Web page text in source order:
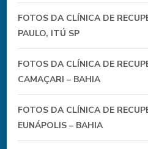
FOTOS DA CLÍNICA DE
PAULO, ITÚ SP
FOTOS DA CLÍNICA DE
CAMAÇARI – BAHIA
FOTOS DA CLÍNICA DE
EUNÁPOLIS – BAHIA